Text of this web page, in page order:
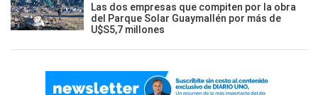
Las dos empresas que compiten por la obra
del Parque Solar Guaymallén por más de
U$S5,7 millones